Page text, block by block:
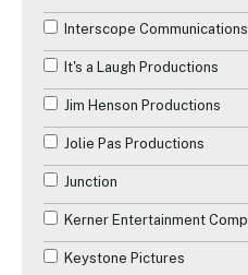
Interscope Communications
It's a Laugh Productions
Jim Henson Productions
Jolie Pas Productions
Junction
Kerner Entertainment Company
Keystone Pictures